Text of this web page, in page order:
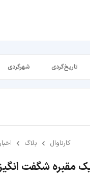
تاریخ‌گردی شهرگردی
کارناوال بلاگ
مقبره شگفت‌